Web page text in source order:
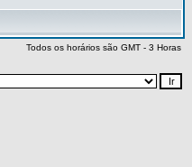
Todos os horários são GMT - 3 Horas